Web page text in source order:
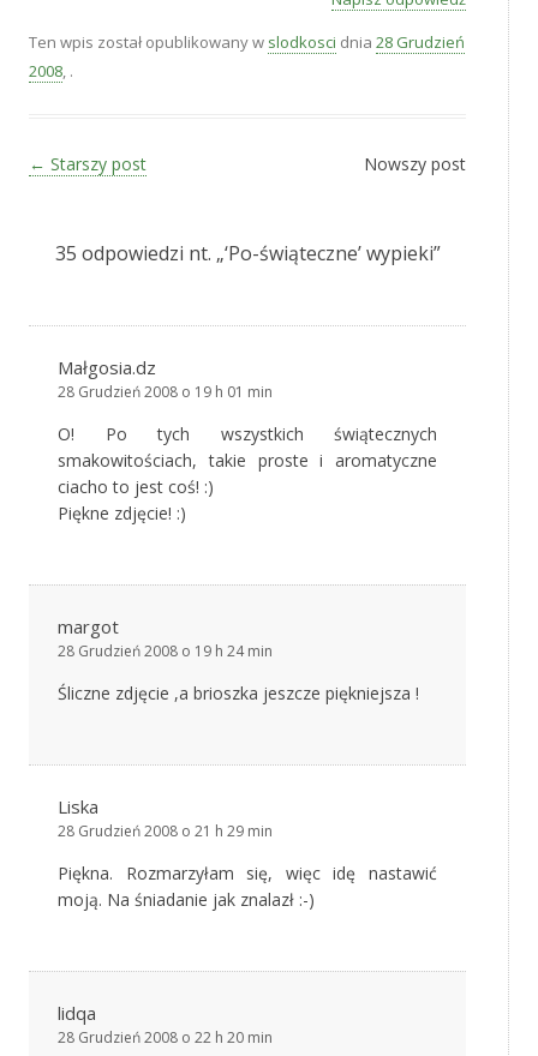
Ten wpis został opublikowany w slodkosci dnia 28 Grudzień
2008, .
Zobacz wpisy
← Starszy post Nowszy post
35 odpowiedzi nt. „‘Po-świąteczne’ wypieki”
Małgosia.dz
28 Grudzień 2008 o 19 h 01 min
O! Po tych wszystkich świątecznych
smakowitościach, takie proste i aromatyczne
ciacho to jest coś! :)
Piękne zdjęcie! :)
margot
28 Grudzień 2008 o 19 h 24 min
Śliczne zdjęcie ,a brioszka jeszcze piękniejsza !
Liska
28 Grudzień 2008 o 21 h 29 min
Piękna. Rozmarzyłam się, więc idę nastawić
moją. Na śniadanie jak znalazł :-)
lidqa
28 Grudzień 2008 o 22 h 20 min